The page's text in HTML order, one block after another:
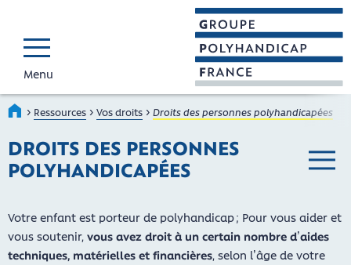
GROUPE
Faire connaître et
Menu
Accueil
› Ressources › Vos droits › Droits des personnes polyhandicapées
DROITS DES PERSONNES
POLYHANDICAPÉES
Votre enfant est porteur de polyhandicap ; Pour vous aider et
vous soutenir, vous avez droit à un certain nombre d’aides
techniques, matérielles et financières, selon l’âge de votre